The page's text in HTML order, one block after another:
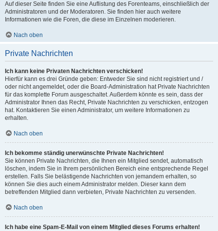
Auf dieser Seite finden Sie eine Auflistung des Forenteams, einschließlich der
Administratoren und der Moderatoren. Sie finden hier auch weitere
Informationen wie die Foren, die diese im Einzelnen moderieren.
Nach oben
Private Nachrichten
Ich kann keine Privaten Nachrichten verschicken!
Hierfür kann es drei Gründe geben: Entweder Sie sind nicht registriert und /
oder nicht angemeldet, oder die Board-Administration hat Private Nachrichten
für das komplette Forum ausgeschaltet. Außerdem könnte es sein, dass der
Administrator Ihnen das Recht, Private Nachrichten zu verschicken, entzogen
hat. Kontaktieren Sie einen Administrator, um weitere Informationen zu
erhalten.
Nach oben
Ich bekomme ständig unerwünschte Private Nachrichten!
Sie können Private Nachrichten, die Ihnen ein Mitglied sendet, automatisch
löschen, indem Sie in Ihrem persönlichen Bereich eine entsprechende Regel
erstellen. Falls Sie belästigende Nachrichten von jemandem erhalten, so
können Sie dies auch einem Administrator melden. Dieser kann dem
betreffenden Mitglied dann verbieten, Private Nachrichten zu versenden.
Nach oben
Ich habe eine Spam-E-Mail von einem Mitglied dieses Forums erhalten!